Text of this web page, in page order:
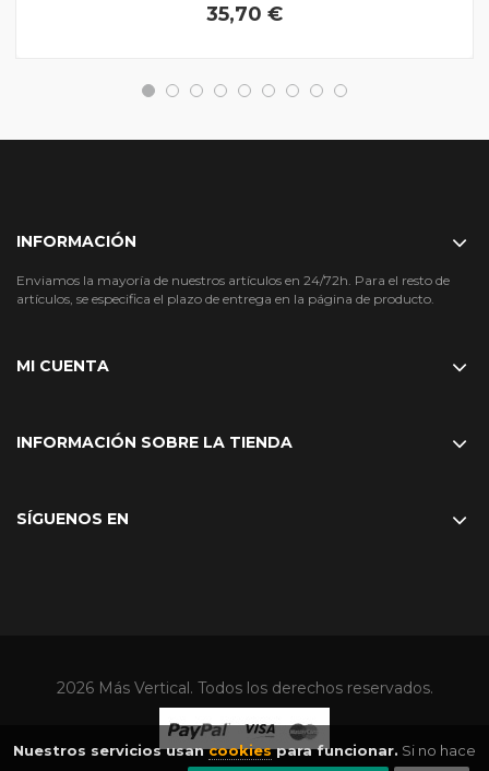
Nuestros servicios usancookiespara funcionar. Si no hace
35,70 €
INFORMACIÓN
Enviamos la mayoría de nuestros artículos en 24/72h. Para el resto de
artículos, se especifica el plazo de entrega en la página de producto.
MI CUENTA
INFORMACIÓN SOBRE LA TIENDA
SÍGUENOS EN
2026 Más Vertical. Todos los derechos reservados.